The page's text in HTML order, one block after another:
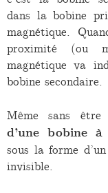
dans la bobine
magnétique.
proximité (ou
magnétique va
bobine secondaire.
Même sans
d’une bobine
sous la forme
invisible.